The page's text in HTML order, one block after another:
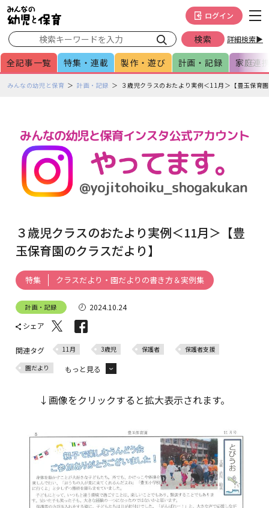
詳細検索▶
ログイン
全記事一覧 特集・連載 製作・遊び 計画・記録 家庭連
ペみんなの幼児と保育 計画・記録 ３歳児クラスのおたより実例＜11月＞【豊玉保育
３歳児クラスのおたより実例＜11月＞【豊
玉保育園のクラスだより】
特集 クラスだより・園だよりの書き方＆実例集
計画・記録
2024.10.24
シェア
関連タグ 11月 3歳児 保護者 保護者支援
園だより もっと見る
↓画像をクリックすると拡大表示されます。